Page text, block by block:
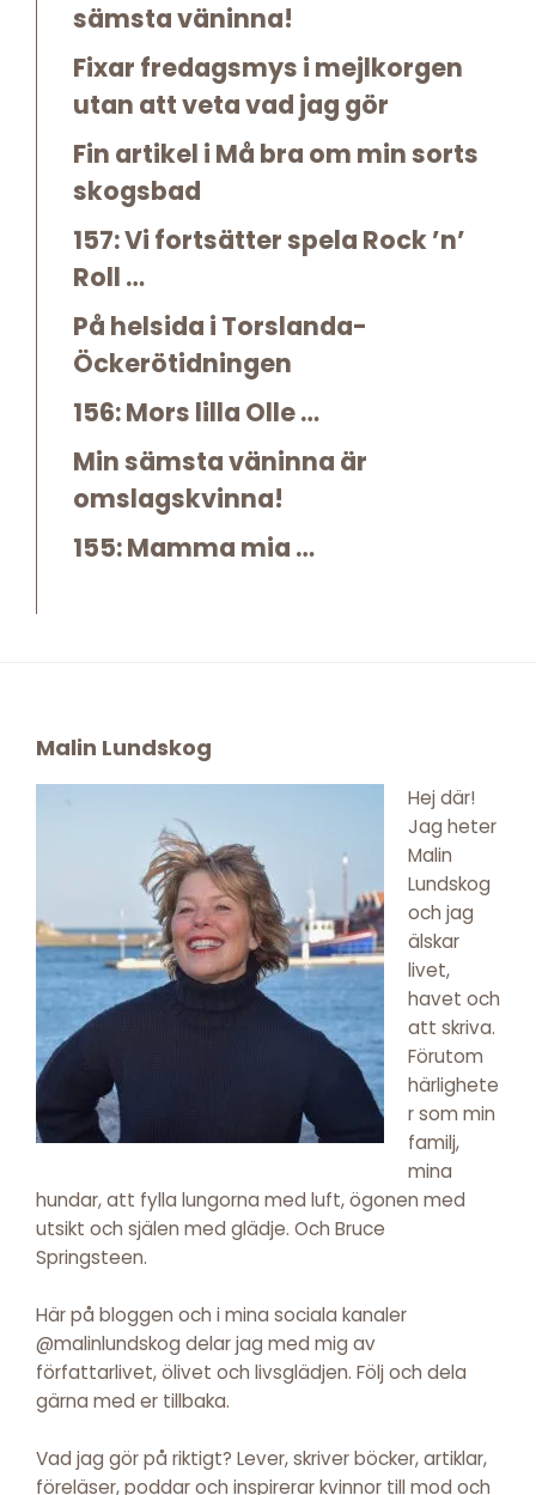
sämsta väninna!
Fixar fredagsmys i mejlkorgen
utan att veta vad jag gör
Fin artikel i Må bra om min sorts
skogsbad
157: Vi fortsätter spela Rock ’n’
Roll …
På helsida i Torslanda-
Öckerötidningen
156: Mors lilla Olle …
Min sämsta väninna är
omslagskvinna!
155: Mamma mia …
Footer
Malin Lundskog
Hej där!
Jag heter
Malin
Lundskog
och jag
älskar
livet,
havet och
att skriva.
Förutom
härlighete
r som min
familj,
mina
hundar, att fylla lungorna med luft, ögonen med
utsikt och själen med glädje. Och Bruce
Springsteen.
Här på bloggen och i mina sociala kanaler
@malinlundskog delar jag med mig av
författarlivet, ölivet och livsglädjen. Följ och dela
gärna med er tillbaka.
Vad jag gör på riktigt? Lever, skriver böcker, artiklar,
föreläser, poddar och inspirerar kvinnor till mod och